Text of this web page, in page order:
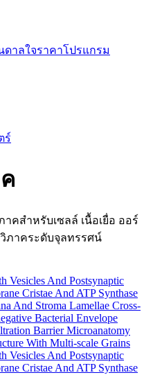
ดาลใจราคาโปรแกรม
ร์
คสำหรับเซลล์ เนื้อเยื่อ ออร์
ภาคระดับจุลทรรศน์
Vesicles And Postsynaptic
Cristae And ATP Synthase
And Stroma Lamellae Cross-
Bacterial Envelope
Barrier Microanatomy
With Multi-scale Grains
Vesicles And Postsynaptic
Cristae And ATP Synthase